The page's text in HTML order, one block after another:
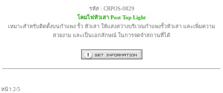
รหัส : CRPOS-0829
โคมไฟหัวเสา Post Top Light
เหมาะสำหรับติดตั้งบนกำแพง รั้ว หัวเสา ให้แสงสว่างบริเวณกำแพงรั้วหัวเสา และเพิ่มความ
สวยงาม และเป็นเอกลักษณ์ ในการจดจำสถานที่ได้
หน้า 2/5